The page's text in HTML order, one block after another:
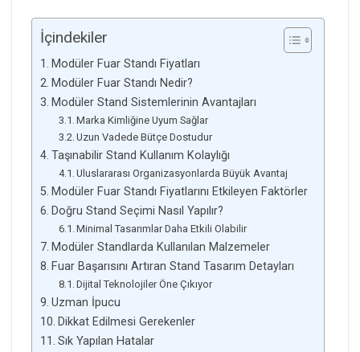
İçindekiler
Modüler Fuar Standı Fiyatları
Modüler Fuar Standı Nedir?
Modüler Stand Sistemlerinin Avantajları
Marka Kimliğine Uyum Sağlar
Uzun Vadede Bütçe Dostudur
Taşınabilir Stand Kullanım Kolaylığı
Uluslararası Organizasyonlarda Büyük Avantaj
Modüler Fuar Standı Fiyatlarını Etkileyen Faktörler
Doğru Stand Seçimi Nasıl Yapılır?
Minimal Tasarımlar Daha Etkili Olabilir
Modüler Standlarda Kullanılan Malzemeler
Fuar Başarısını Artıran Stand Tasarım Detayları
Dijital Teknolojiler Öne Çıkıyor
Uzman İpucu
Dikkat Edilmesi Gerekenler
Sık Yapılan Hatalar